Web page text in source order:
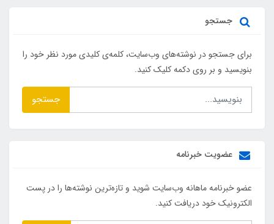
جستجو
برای جستجو در نوشته‌های وب‌سایت، کلمه‌ی کلیدی مورد نظر خود را
بنویسید و بر روی دکمه کلیک کنید.
جستجو
عضویت خبرنامه
عضو خبرنامه ماهانه وب‌سایت شوید و تازه‌ترین نوشته‌ها را در پست
الکترونیک خود دریافت کنید.